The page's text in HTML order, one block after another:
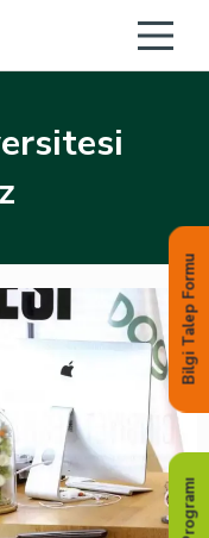
Bilgi Talep Formu